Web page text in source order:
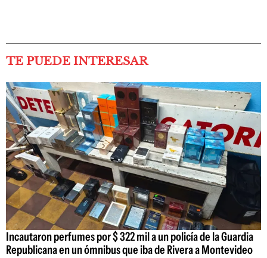
TE PUEDE INTERESAR
Incautaron perfumes por $ 322 mil a un policía de la Guardia
Republicana en un ómnibus que iba de Rivera a Montevideo